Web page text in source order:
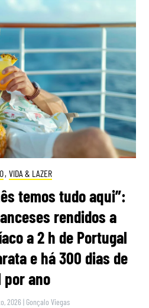
, VIDA & LAZER
temos tudo aqui”:
rendidos a
a 2 h de Portugal
e há 300 dias de
por ano
2026 | Gonçalo Viegas